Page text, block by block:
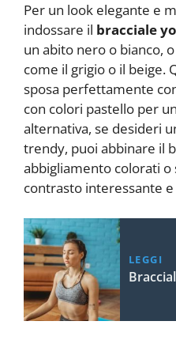
Per un look elegante e
indossare il bracciale
un abito nero o bianco,
come il grigio o il beige.
sposa perfettamente
con colori pastello per
alternativa, se desideri
trendy, puoi abbinare il
abbigliamento colorati
contrasto interessante
LEGGI